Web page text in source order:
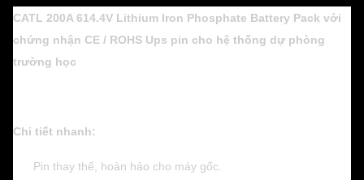
CATL 200A 614.4V Lithium Iron Phosphate Battery Pack với
chứng nhận CE / ROHS Ups pin cho hệ thống dự phòng
trường học
Chi tiết nhanh:
Pin thay thế, hoàn hảo cho máy gốc.